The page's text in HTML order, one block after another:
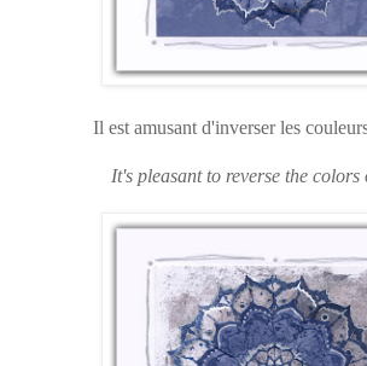
Il est amusant d'inverser les
It's pleasant to reverse the colors